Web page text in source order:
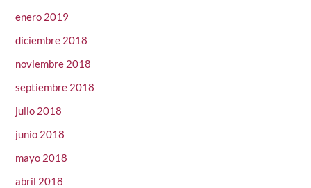
enero 2019
diciembre 2018
noviembre 2018
septiembre 2018
julio 2018
junio 2018
mayo 2018
abril 2018